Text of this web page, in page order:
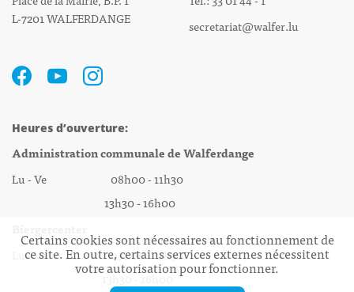
L-7201 WALFERDANGE
secretariat@walfer.lu
Heures d’ouverture:
Administration communale de Walferdange
Lu - Ve 08h00 - 11h30
13h30 - 16h00
Lu - Ve 08h00 - 11h30
13h30 - 16h00
Certains cookies sont nécessaires au fonctionnement de
ce site. En outre, certains services externes nécessitent
votre autorisation pour fonctionner.